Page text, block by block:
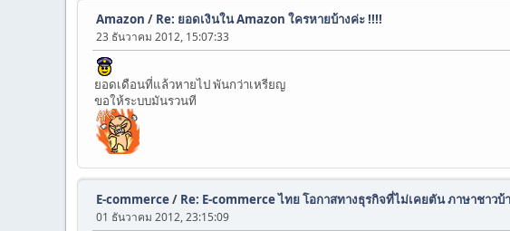
Amazon / Re: ยอดเงินใน Amazon ใครหายบ้างค่ะ !!!!
23 ธันวาคม 2012, 15:07:33
ยอดเดือนที่แล้วหายไป พันกว่าเหรียญ
ขอให้ระบบมันรวนที
E-commerce/ Re: E-commerce ไทย โอกาสทางธุรกิจที่ไม่เคยตัน ภาษาชาวบ้
01 ธันวาคม 2012, 23:15:09